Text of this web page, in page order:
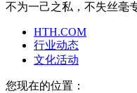
不为一己之私，不失丝毫
HTH.COM
行业动态
文化活动
您现在的位置：